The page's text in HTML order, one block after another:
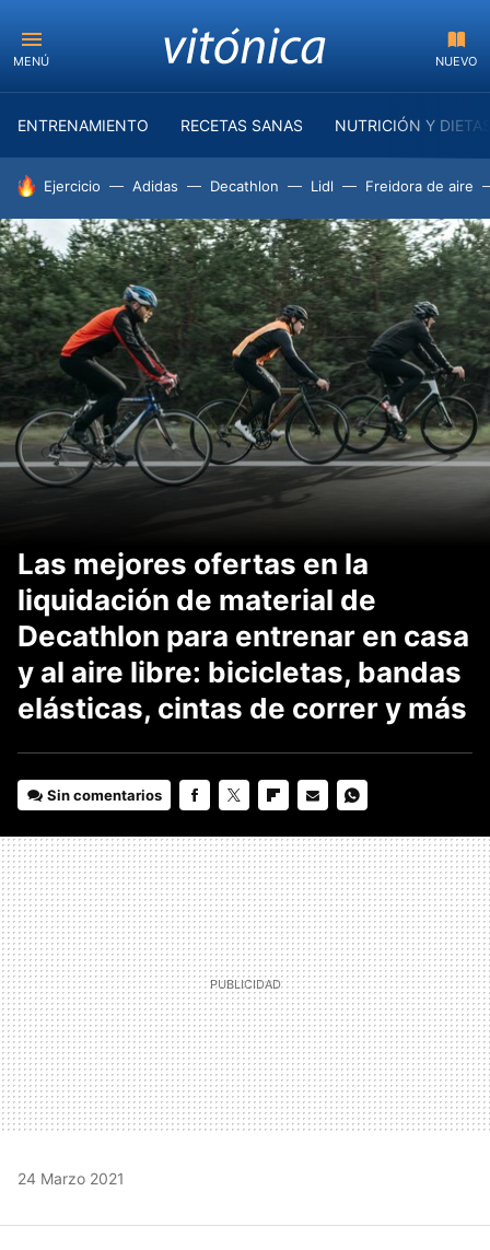
MENÚ NUEVO
ENTRENAMIENTO RECETAS SANAS NUTRICIÓN Y
HOY SE HABLA DE
Ejercicio Adidas Decathlon Lidl Freidora de aire
Las mejores ofertas en la
liquidación de material de
Decathlon para entrenar en casa
y al aire libre: bicicletas, bandas
elásticas, cintas de correr y más
Sin comentarios
MAIL
24 Marzo 2021